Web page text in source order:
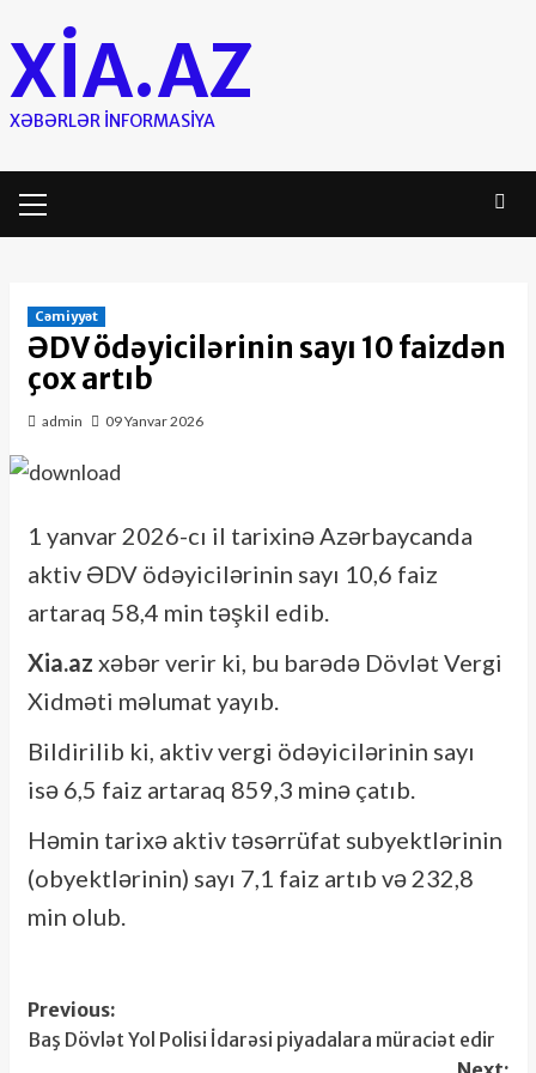
to
content
XIA.AZ
XƏBƏRLƏR INFORMASIYA
Menu
Cəmiyyət
ƏDV ödəyicilərinin sayı 10 faizdən
çox artıb
admin 09 Yanvar 2026
1 yanvar 2026-cı il tarixinə Azərbaycanda
aktiv ƏDV ödəyicilərinin sayı 10,6 faiz
artaraq 58,4 min təşkil edib.
Xia.az xəbər verir ki, bu barədə Dövlət Vergi
Xidməti məlumat yayıb.
Bildirilib ki, aktiv vergi ödəyicilərinin sayı
isə 6,5 faiz artaraq 859,3 minə çatıb.
Həmin tarixə aktiv təsərrüfat subyektlərinin
(obyektlərinin) sayı 7,1 faiz artıb və 232,8
min olub.
Post
navigation
Previous:
Baş Dövlət Yol Polisi İdarəsi piyadalara müraciət edir